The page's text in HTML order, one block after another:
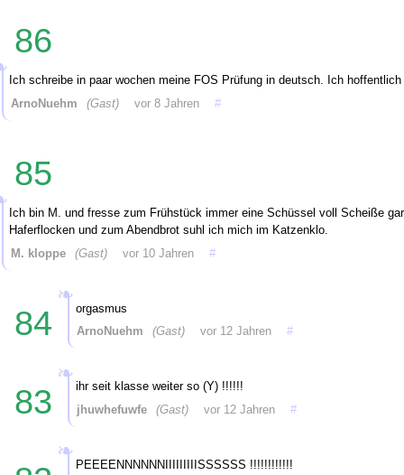
86
Ich schreibe in paar wochen meine FOS Prüfung in deutsch. Ich
ArnoNuehm
(Gast) vor 8 Jahren #
85
Ich bin M. und fresse zum Frühstück immer eine Schüssel voll Scheiße
Haferflocken und zum Abendbrot suhl ich mich im Katzenklo.
M. kloppe
(Gast) vor 10 Jahren #
84
orgasmus
ArnoNuehm
(Gast) vor 12 Jahren #
83
ihr seit klasse weiter so (Y) !!!!!!
jhuwhefuwfe
(Gast) vor 12 Jahren #
PEEEENNNNNNIIIIIIIIISSSSSS !!!!!!!!!!!!